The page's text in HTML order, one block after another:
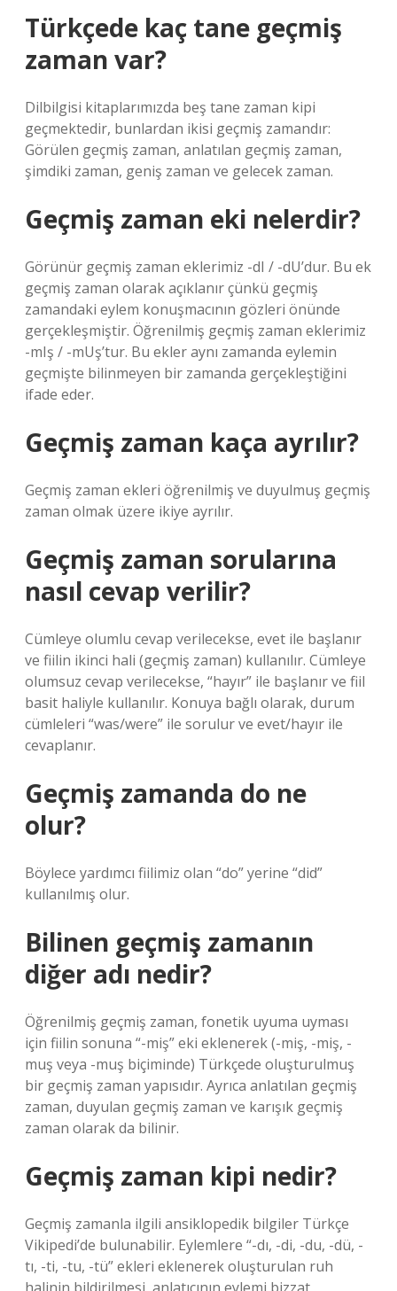
Türkçede kaç tane geçmiş
zaman var?
Dilbilgisi kitaplarımızda beş tane zaman kipi
geçmektedir, bunlardan ikisi geçmiş zamandır:
Görülen geçmiş zaman, anlatılan geçmiş zaman,
şimdiki zaman, geniş zaman ve gelecek zaman.
Geçmiş zaman eki nelerdir?
Görünür geçmiş zaman eklerimiz -dI / -dU’dur. Bu ek
geçmiş zaman olarak açıklanır çünkü geçmiş
zamandaki eylem konuşmacının gözleri önünde
gerçekleşmiştir. Öğrenilmiş geçmiş zaman eklerimiz
-mIş / -mUş’tur. Bu ekler aynı zamanda eylemin
geçmişte bilinmeyen bir zamanda gerçekleştiğini
ifade eder.
Geçmiş zaman kaça ayrılır?
Geçmiş zaman ekleri öğrenilmiş ve duyulmuş geçmiş
zaman olmak üzere ikiye ayrılır.
Geçmiş zaman sorularına
nasıl cevap verilir?
Cümleye olumlu cevap verilecekse, evet ile başlanır
ve fiilin ikinci hali (geçmiş zaman) kullanılır. Cümleye
olumsuz cevap verilecekse, “hayır” ile başlanır ve fiil
basit haliyle kullanılır. Konuya bağlı olarak, durum
cümleleri “was/were” ile sorulur ve evet/hayır ile
cevaplanır.
Geçmiş zamanda do ne
olur?
Böylece yardımcı fiilimiz olan “do” yerine “did”
kullanılmış olur.
Bilinen geçmiş zamanın
diğer adı nedir?
Öğrenilmiş geçmiş zaman, fonetik uyuma uyması
için fiilin sonuna “-miş” eki eklenerek (-miş, -miş, -
muş veya -muş biçiminde) Türkçede oluşturulmuş
bir geçmiş zaman yapısıdır. Ayrıca anlatılan geçmiş
zaman, duyulan geçmiş zaman ve karışık geçmiş
zaman olarak da bilinir.
Geçmiş zaman kipi nedir?
Geçmiş zamanla ilgili ansiklopedik bilgiler Türkçe
Vikipedi’de bulunabilir. Eylemlere “-dı, -di, -du, -dü, -
tı, -ti, -tu, -tü” ekleri eklenerek oluşturulan ruh